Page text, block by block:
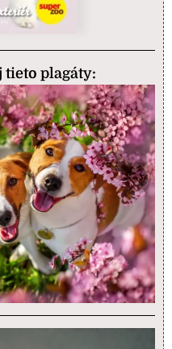
tieto plagáty: